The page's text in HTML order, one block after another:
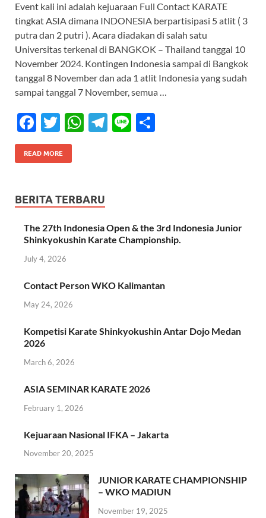
e
b
o
o
k
itt
er
at
s
A
p
p
e
gr
a
m
e ar
e
Event kali ini adalah kejuaraan Full Contact KARATE
tingkat ASIA dimana INDONESIA berpartisipasi 5 atlit ( 3
putra dan 2 putri ). Acara diadakan di salah satu
Universitas terkenal di BANGKOK – Thailand tanggal 10
November 2024. Kontingen Indonesia sampai di Bangkok
tanggal 8 November dan ada 1 atlit Indonesia yang sudah
sampai tanggal 7 November, semua …
F
ac
e
o
k
T
w
itt
W
A
p
T
Li
READ MORE
BERITA TERBARU
The 27th Indonesia Open & the 3rd Indonesia Junior
Shinkyokushin Karate Championship.
July 4, 2026
Contact Person WKO Kalimantan
May 24, 2026
Kompetisi Karate Shinkyokushin Antar Dojo Medan
2026
March 6, 2026
ASIA SEMINAR KARATE 2026
February 1, 2026
Kejuaraan Nasional IFKA – Jakarta
November 20, 2025
JUNIOR KARATE CHAMPIONSHIP
– WKO MADIUN
November 19, 2025